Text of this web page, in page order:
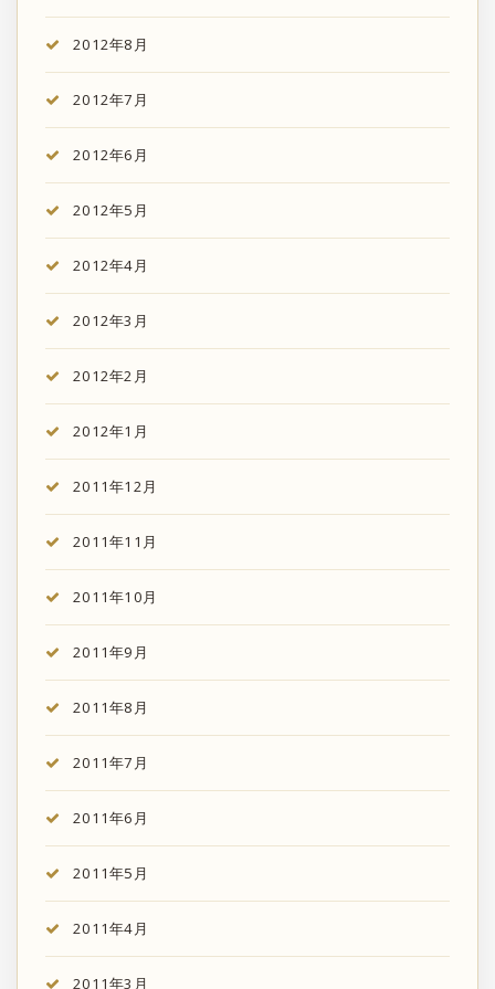
2012年8月
2012年7月
2012年6月
2012年5月
2012年4月
2012年3月
2012年2月
2012年1月
2011年12月
2011年11月
2011年10月
2011年9月
2011年8月
2011年7月
2011年6月
2011年5月
2011年4月
2011年3月